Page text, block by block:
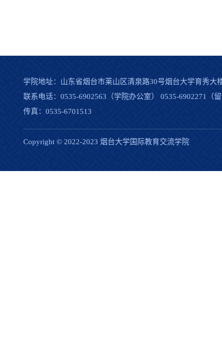
学院地址：山东省烟台市莱山区清泉路30号烟台大学育秀大
联系电话：0535-6902563（学院办公室） 0535-6902271（
传真：0535-6701513
Copyright © 2022-2023 烟台大学国际教育交流学院